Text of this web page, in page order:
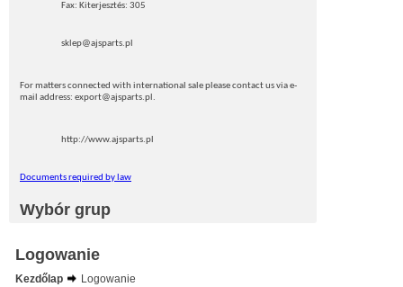
Fax: Kiterjesztés: 305
sklep@ajsparts.pl
For matters connected with international sale please contact us via e-
mail address: export@ajsparts.pl.
http://www.ajsparts.pl
Documents required by law
Wybór grup
Logowanie
Kezdőlap
Logowanie